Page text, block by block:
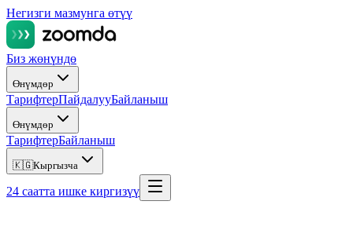
Негизги мазмунга өтүү
Биз жөнүндө
Өнүмдөр
ТарифтерПайдалууБайланыш
Өнүмдөр
ТарифтерБайланыш
🇰🇬Кыргызча
24 саатта ишке киргизүү